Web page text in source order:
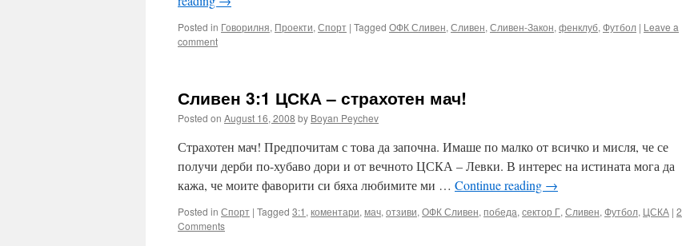
Posted in Говорилня, Проекти, Спорт | Tagged ОФК Сливен, Сливен, Сливен-Закон, фенклуб, Футбол | Leave a
comment
Сливен 3:1 ЦСКА – страхотен мач!
Posted on August 16, 2008 by Boyan Peychev
Страхотен мач! Предпочитам с това да започна. Имаше по малко от всичко и мисля, че се
получи дерби по-хубаво дори и от вечното ЦСКА – Левки. В интерес на истината мога да
кажа, че моите фаворити си бяха любимите ми … Continue reading →
Posted in Спорт | Tagged 3:1 , коментари, мач, отзиви, ОФК Сливен, победа, сектор Г, Сливен, Футбол, ЦСКА | 2
Comments